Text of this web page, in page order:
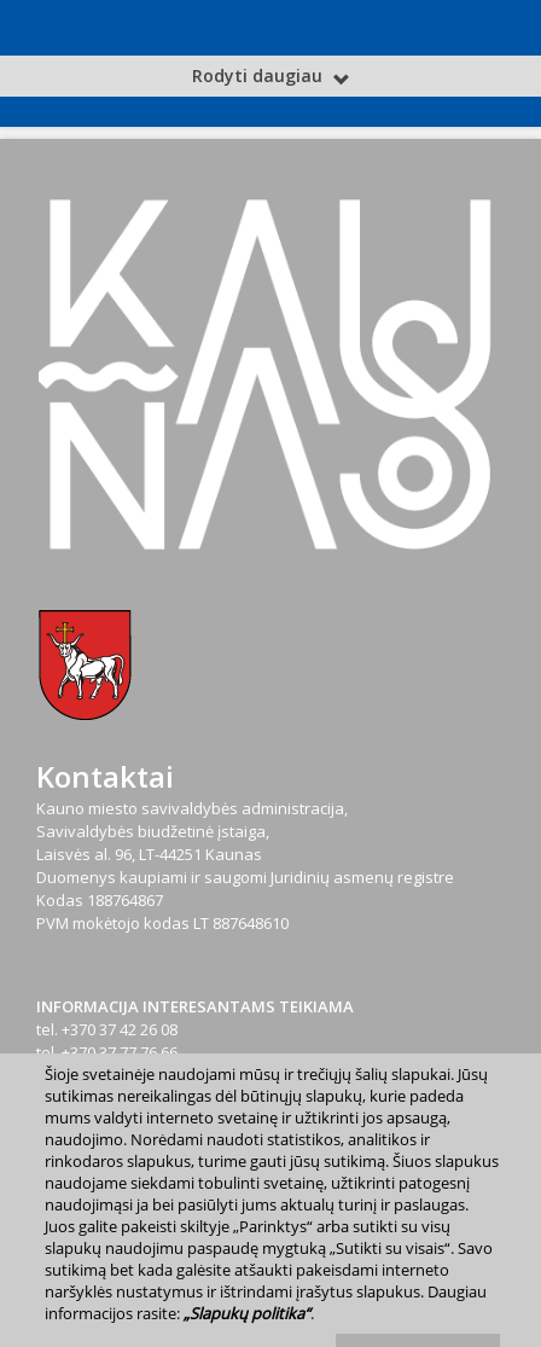
Rodyti daugiau
Kontaktai
Kauno miesto savivaldybės administracija,
Savivaldybės biudžetinė įstaiga,
Laisvės al. 96, LT-44251 Kaunas
Duomenys kaupiami ir saugomi Juridinių asmenų registre
Kodas 188764867
PVM mokėtojo kodas LT 887648610
INFORMACIJA INTERESANTAMS TEIKIAMA
tel. +370 37 42 26 08
tel. +370 37 77 76 66
tel. +370 660 07000
el. p.info@kaunas.lt
2023 m. Kauno miesto savivaldybė. Kopijuoti ir platinti
www.kaunas.lt skelbiamą informaciją be autorių sutikimo draudžiama.
Svetainės žemėlapis »
Šioje svetainėje naudojami mūsų ir trečiųjų šalių slapukai. Jūsų
sutikimas nereikalingas dėl būtinųjų slapukų, kurie padeda
mums valdyti interneto svetainę ir užtikrinti jos apsaugą,
naudojimo. Norėdami naudoti statistikos, analitikos ir
rinkodaros slapukus, turime gauti jūsų sutikimą. Šiuos slapukus
naudojame siekdami tobulinti svetainę, užtikrinti patogesnį
naudojimąsi ja bei pasiūlyti jums aktualų turinį ir paslaugas.
Juos galite pakeisti skiltyje „Parinktys“ arba sutikti su visų
slapukų naudojimu paspaudę mygtuką „Sutikti su visais“. Savo
sutikimą bet kada galėsite atšaukti pakeisdami interneto
naršyklės nustatymus ir ištrindami įrašytus slapukus. Daugiau
informacijos rasite:„Slapukų politika“.